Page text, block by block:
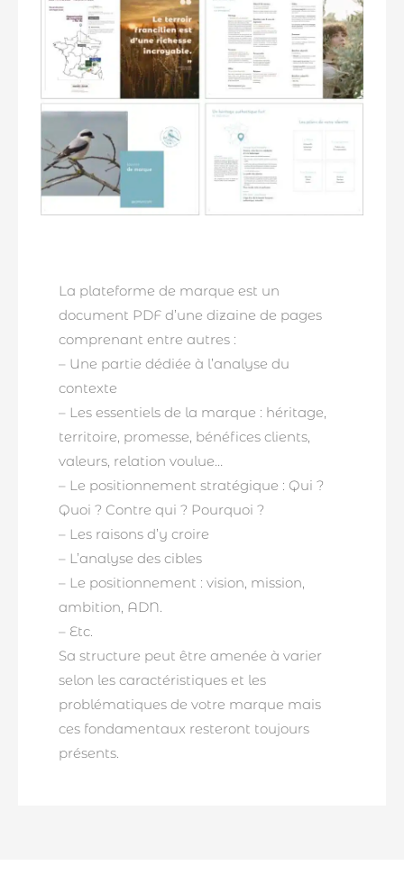
La plateforme de marque est un
document PDF d’une dizaine de pages
comprenant entre autres :
– Une partie dédiée à l’analyse du
contexte
– Les essentiels de la marque : héritage,
territoire, promesse, bénéfices clients,
valeurs, relation voulue…
– Le positionnement stratégique : Qui ?
Quoi ? Contre qui ? Pourquoi ?
– Les raisons d’y croire
– L’analyse des cibles
– Le positionnement : vision, mission,
ambition, ADN.
– Etc.
Sa structure peut être amenée à varier
selon les caractéristiques et les
problématiques de votre marque mais
ces fondamentaux resteront toujours
présents.